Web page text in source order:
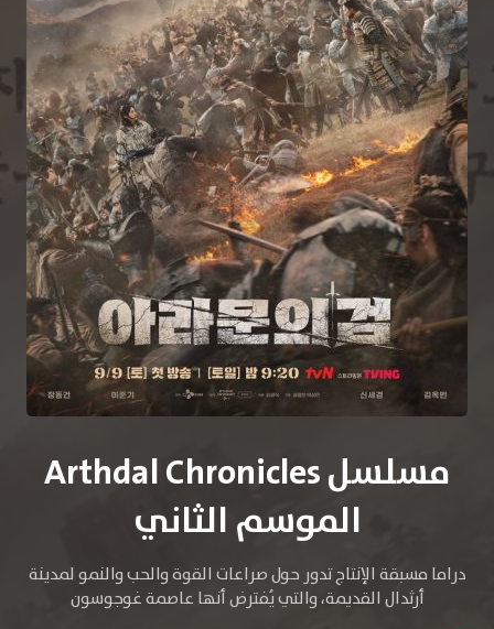
مسلسل Arthdal Chronicles
الموسم الثاني
دراما مسبقة الإنتاج تدور حول صراعات القوة والحب والنمو لمدينة
أرثدال القديمة، والتي يُفترض أنها عاصمة غوجوسون